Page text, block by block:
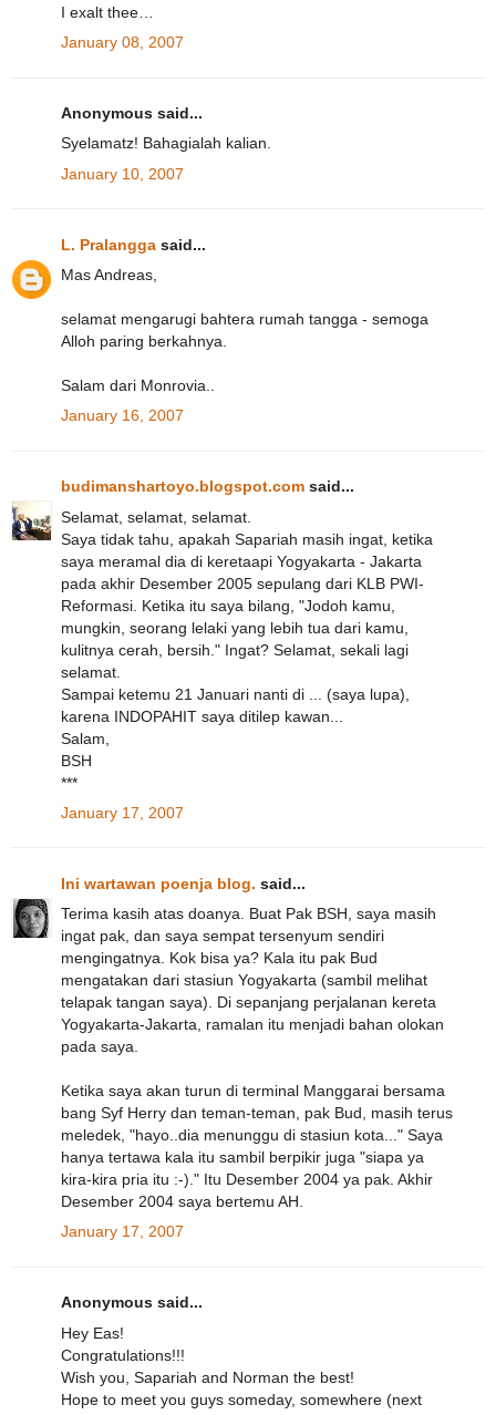
I exalt thee…
January 08, 2007
Anonymous said...
Syelamatz! Bahagialah kalian.
January 10, 2007
L. Pralangga said...
Mas Andreas,
selamat mengarugi bahtera rumah tangga - semoga
Alloh paring berkahnya.
Salam dari Monrovia..
January 16, 2007
budimanshartoyo.blogspot.com said...
Selamat, selamat, selamat.
Saya tidak tahu, apakah Sapariah masih ingat, ketika
saya meramal dia di keretaapi Yogyakarta - Jakarta
pada akhir Desember 2005 sepulang dari KLB PWI-
Reformasi. Ketika itu saya bilang, "Jodoh kamu,
mungkin, seorang lelaki yang lebih tua dari kamu,
kulitnya cerah, bersih." Ingat? Selamat, sekali lagi
selamat.
Sampai ketemu 21 Januari nanti di ... (saya lupa),
karena INDOPAHIT saya ditilep kawan...
Salam,
BSH
***
January 17, 2007
Ini wartawan poenja blog. said...
Terima kasih atas doanya. Buat Pak BSH, saya masih
ingat pak, dan saya sempat tersenyum sendiri
mengingatnya. Kok bisa ya? Kala itu pak Bud
mengatakan dari stasiun Yogyakarta (sambil melihat
telapak tangan saya). Di sepanjang perjalanan kereta
Yogyakarta-Jakarta, ramalan itu menjadi bahan olokan
pada saya.
Ketika saya akan turun di terminal Manggarai bersama
bang Syf Herry dan teman-teman, pak Bud, masih terus
meledek, "hayo..dia menunggu di stasiun kota..." Saya
hanya tertawa kala itu sambil berpikir juga "siapa ya
kira-kira pria itu :-)." Itu Desember 2004 ya pak. Akhir
Desember 2004 saya bertemu AH.
January 17, 2007
Anonymous said...
Hey Eas!
Congratulations!!!
Wish you, Sapariah and Norman the best!
Hope to meet you guys someday, somewhere (next